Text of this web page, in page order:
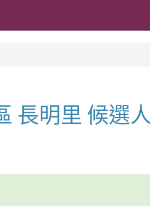
長明里 候選人